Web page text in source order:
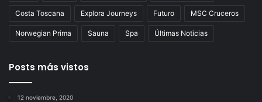
Costa Toscana Explora Journeys Futuro MSC Cruceros
Norwegian Prima Sauna Spa Últimas Noticias
Posts más vistos
12 noviembre, 2020